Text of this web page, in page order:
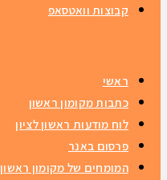
קבוצות וואטסאפ
ראשי
כתבות מקומון ראשון
לוח מודעות ראשון לציון
פרסום באנר
המומחים של מקומון ראשון